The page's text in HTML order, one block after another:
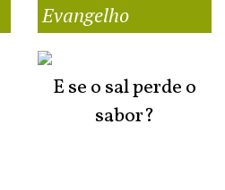
Evangelho
E se o sal perde o
sabor?